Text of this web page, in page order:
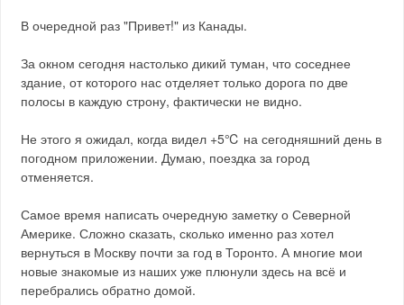
В очередной раз "Привет!" из Канады.
За окном сегодня настолько дикий туман, что соседнее
здание, от которого нас отделяет только дорога по две
полосы в каждую строну, фактически не видно.
Не этого я ожидал, когда видел +5℃ на сегодняшний день в
погодном приложении. Думаю, поездка за город
отменяется.
Самое время написать очередную заметку о Северной
Америке. Сложно сказать, сколько именно раз хотел
вернуться в Москву почти за год в Торонто. А многие мои
новые знакомые из наших уже плюнули здесь на всё и
перебрались обратно домой.